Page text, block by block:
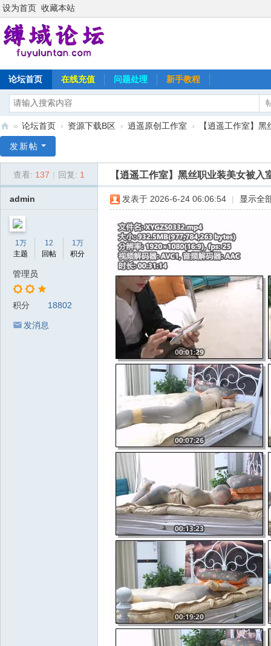
设为首页 收藏本站
论坛首页 在线充值 问题处理 新手教程
域
» 论坛首页 › 资源下载B区 › 逍遥原创工作室 › 【逍遥工作室】
发新帖
查看: 137 回复: 1 【逍遥工作室】黑丝职业装美女被入
admin
1万
主题
12
回帖
1万
积分
管理员
积分 18802
发消息
发表于 2026-6-24 06:06:54 显示全